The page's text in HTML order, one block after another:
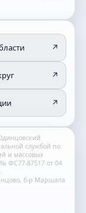
↗
↗
↗
службой по
и массовых
ФС77-87517 от 04
б-р Маршала